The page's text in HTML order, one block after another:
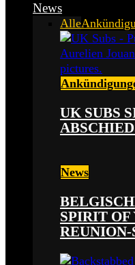
News
Alle
UK SUBS
News
SPIRIT
REUNION-